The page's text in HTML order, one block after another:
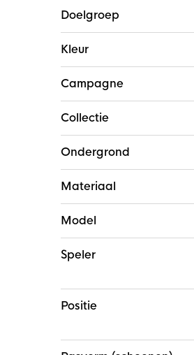
Doelgroep
Kleur
Campagne
Collectie
Ondergrond
Materiaal
Model
Speler
Positie